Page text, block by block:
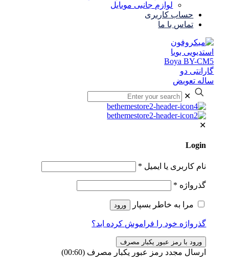
لوازم جانبی موبایل
حساب کاربری
تماس با ما
✕
✕
Login
نام کاربری یا ایمیل *
گذرواژه *
مرا به خاطر بسپار ورود
گذرواژه خود را فراموش کرده اید؟
ورود با رمز عبور یکبار مصرف
ارسال مجدد رمز عبور یکبار مصرف (00:
60
)